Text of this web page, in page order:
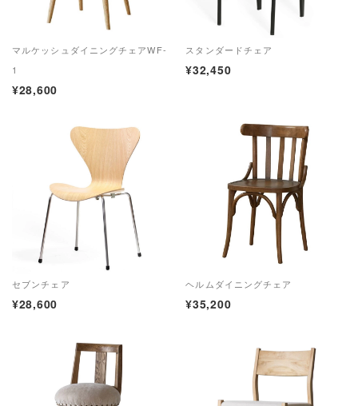
マルケッシュダイニングチェアWF-
1
¥28,600
スタンダードチェア
¥32,450
セブンチェア
¥28,600
ヘルムダイニングチェア
¥35,200